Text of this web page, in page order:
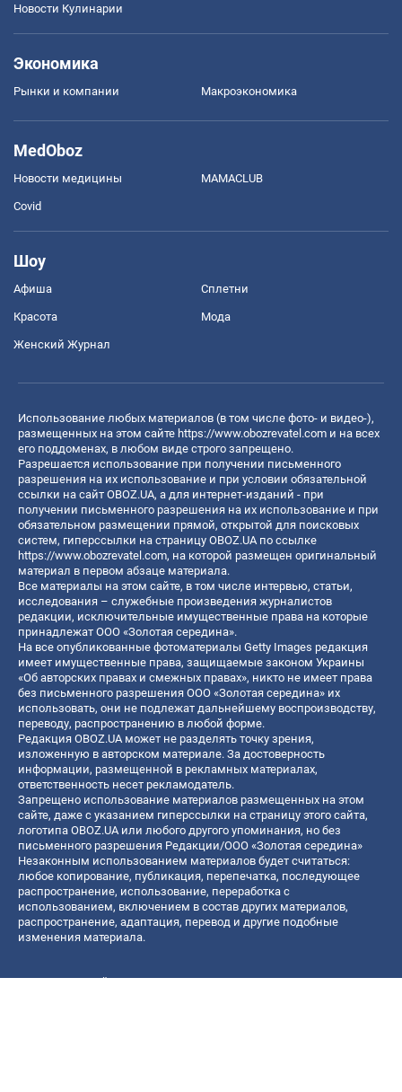
Новости Кулинарии
Экономика
Рынки и компании Mакроэкономика
MedOboz
Новости медицины MAMACLUB
Covid
Шоу
Афиша Сплетни
Красота Мода
Женский Журнал
Использование любых материалов (в том числе фото- и видео-),
размещенных на этом сайте https://www.obozrevatel.com и на всех
его поддоменах, в любом виде строго запрещено.
Разрешается использование при получении письменного
разрешения на их использование и при условии обязательной
ссылки на сайт OBOZ.UA, а для интернет-изданий - при
получении письменного разрешения на их использование и при
обязательном размещении прямой, открытой для поисковых
систем, гиперссылки на страницу OBOZ.UA по ссылке
https://www.obozrevatel.com, на которой размещен оригинальный
материал в первом абзаце материала.
Все материалы на этом сайте, в том числе интервью, статьи,
исследования – служебные произведения журналистов
редакции, исключительные имущественные права на которые
принадлежат ООО «Золотая середина».
На все опубликованные фотоматериалы Getty Images редакция
имеет имущественные права, защищаемые законом Украины
«Об авторских правах и смежных правах», никто не имеет права
без письменного разрешения ООО «Золотая середина» их
использовать, они не подлежат дальнейшему воспроизводству,
переводу, распространению в любой форме.
Редакция OBOZ.UA может не разделять точку зрения,
изложенную в авторском материале. За достоверность
информации, размещенной в рекламных материалах,
ответственность несет рекламодатель.
Запрещено использование материалов размещенных на этом
сайте, даже с указанием гиперссылки на страницу этого сайта,
логотипа OBOZ.UA или любого другого упоминания, но без
письменного разрешения Редакции/ООО «Золотая середина»
Незаконным использованием материалов будет считаться:
любое копирование, публикация, перепечатка, последующее
распространение, использование, переработка с
использованием, включением в состав других материалов,
распространение, адаптация, перевод и другие подобные
изменения материала.
Название онлайн медиа — «OBOZ.UA»